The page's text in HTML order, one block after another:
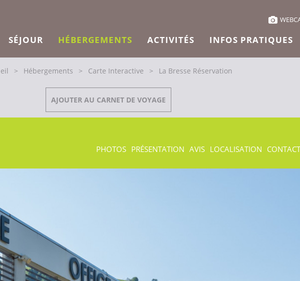
SÉJOUR HÉBERGEMENTS ACTIVITÉS INFOS PRATIQUES
> Hébergements > Carte Interactive > La Bresse Réservation
AJOUTER AU CARNET DE VOYAGE
PHOTOS PRÉSENTATION AVIS LOCALISATION CONTACT